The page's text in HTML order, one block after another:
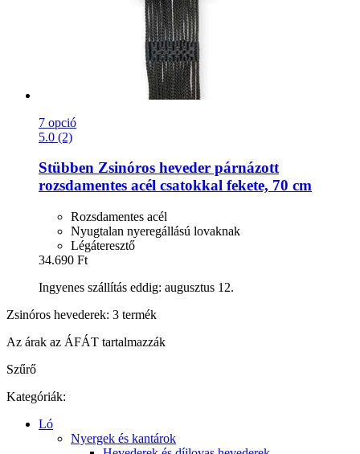
7 opció
5.0 (2)
Stübben Zsinóros heveder párnázott
rozsdamentes acél csatokkal fekete, 70 cm
Rozsdamentes acél
Nyugtalan nyeregállású lovaknak
Légáteresztő
34.690 Ft
Ingyenes szállítás eddig: augusztus 12.
Zsinóros hevederek: 3 termék
Az árak az ÁFÁT tartalmazzák
Szűrő
Kategóriák:
Ló
Nyergek és kantárok